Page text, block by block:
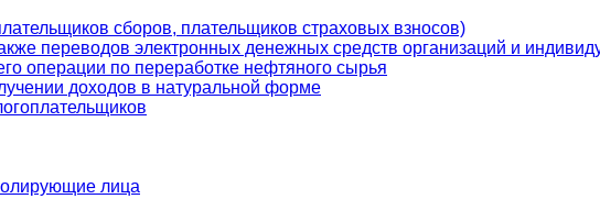
сборов, плательщиков страховых взносов)
переводов электронных денежных средств организаций и
операции по переработке нефтяного сырья
доходов в натуральной форме
лица